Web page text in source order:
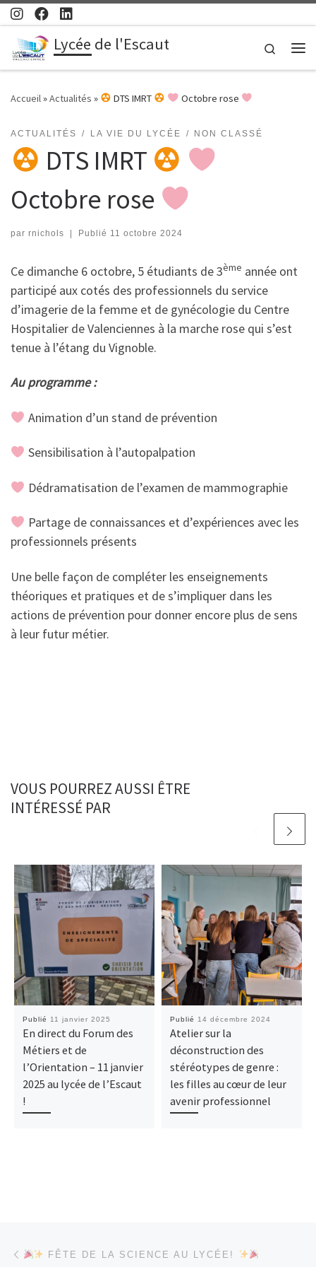
Passer au contenu
Lycée de l'Escaut
Search
Accueil»Actualités » DTS IMRT Octobre rose
ACTUALITÉS LA VIE DU LYCÉE NON CLASSÉ
DTS IMRT
Octobre rose
par rnichols | Publié 11 octobre 2024
Ce dimanche 6 octobre, 5 étudiants de 3ème année ont
participé aux cotés des professionnels du service
d’imagerie de la femme et de gynécologie du Centre
Hospitalier de Valenciennes à la marche rose qui s’est
tenue à l’étang du Vignoble.
Au programme :
Animation d’un stand de prévention
Sensibilisation à l’autopalpation
Dédramatisation de l’examen de mammographie
Partage de connaissances et d’expériences avec les
professionnels présents
Une belle façon de compléter les enseignements
théoriques et pratiques et de s’impliquer dans les
actions de prévention pour donner encore plus de sens
à leur futur métier.
VOUS POURREZ AUSSI ÊTRE
INTÉRESSÉ PAR
Publié 11 janvier 2025
En direct du Forum des
Métiers et de
l’Orientation – 11 janvier
2025 au lycée de l’Escaut
!
Publié 14 décembre 2024
Atelier sur la
déconstruction des
stéréotypes de genre :
les filles au cœur de leur
avenir professionnel
Parcourir les articles
FÊTE DE LA SCIENCE AU LYCÉE!